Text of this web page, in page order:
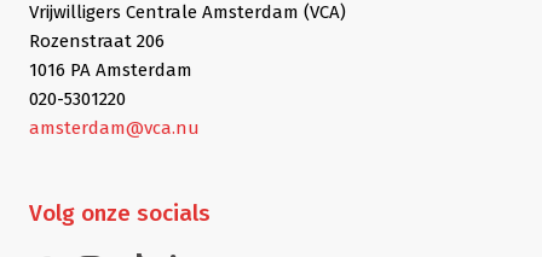
Vrijwilligers Centrale Amsterdam (VCA)
Rozenstraat 206
1016 PA Amsterdam
020-5301220
amsterdam@vca.nu
Volg onze socials